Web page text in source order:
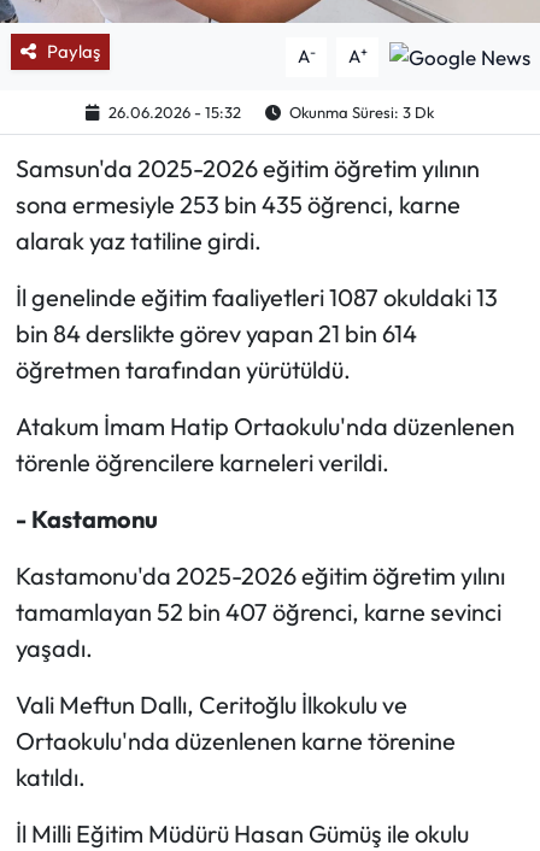
Paylaş A- A+
26.06.2026 - 15:32 Okunma Süresi: 3 Dk
Samsun'da 2025-2026 eğitim öğretim yılının
sona ermesiyle 253 bin 435 öğrenci, karne
alarak yaz tatiline girdi.
İl genelinde eğitim faaliyetleri 1087 okuldaki 13
bin 84 derslikte görev yapan 21 bin 614
öğretmen tarafından yürütüldü.
Atakum İmam Hatip Ortaokulu'nda düzenlenen
törenle öğrencilere karneleri verildi.
- Kastamonu
Kastamonu'da 2025-2026 eğitim öğretim yılını
tamamlayan 52 bin 407 öğrenci, karne sevinci
yaşadı.
Vali Meftun Dallı, Ceritoğlu İlkokulu ve
Ortaokulu'nda düzenlenen karne törenine
katıldı.
İl Milli Eğitim Müdürü Hasan Gümüş ile okulu
Köşe Yazıları
Karikatür Galeri
BIK
ASTROLOJİ
Spor Yazıları
Mektup Galeri
Ekonomi
Teknoloji